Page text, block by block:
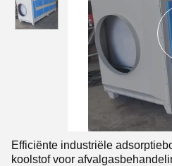
Efficiënte industriële
koolstof voor